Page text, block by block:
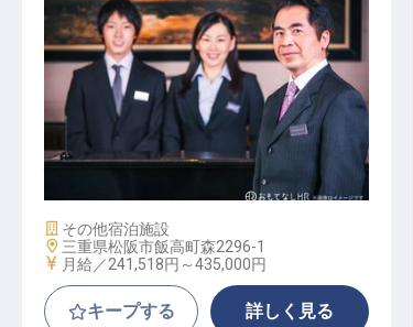
ゲストリレーションマネージャー候
補
施設業態
その他宿泊施設
勤務地
三重県松阪市飯高町森2296-1
給与
月給／241,518円～435,000円
キープする 詳しく見る